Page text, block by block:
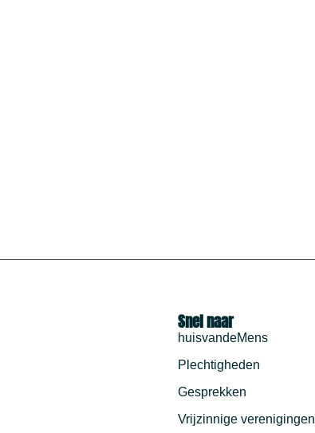
Snel naar
huisvandeMens
Plechtigheden
Gesprekken
Vrijzinnige verenigingen